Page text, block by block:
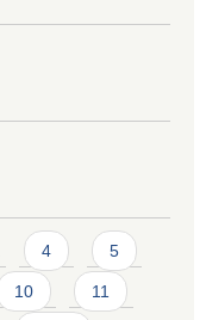
4 5
10 11